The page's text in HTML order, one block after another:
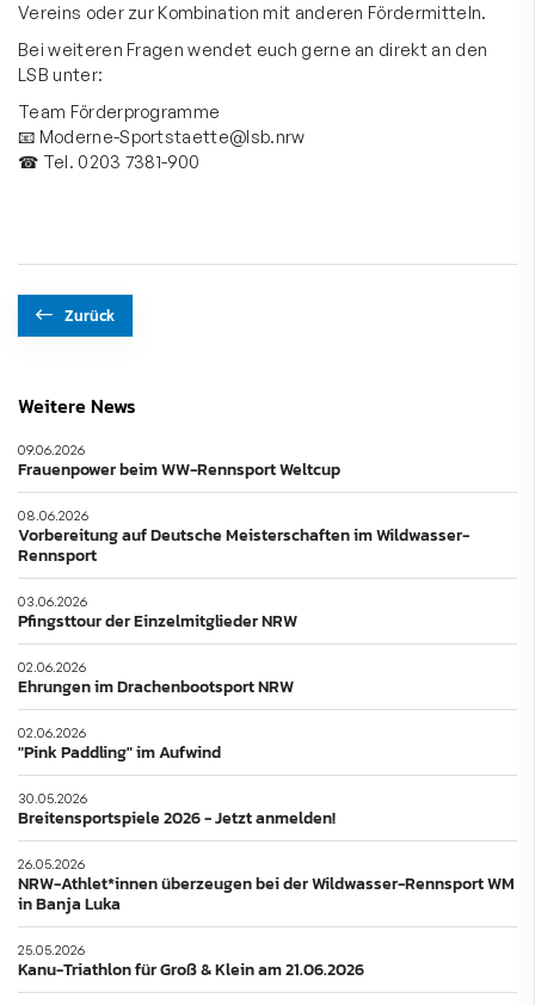
Vereins oder zur Kombination mit anderen Fördermitteln.
Bei weiteren Fragen wendet euch gerne an direkt an den
LSB unter:
Team Förderprogramme
📧 Moderne-Sportstaette@lsb.nrw
☎ Tel. 0203 7381-900
Zurück
Weitere News
09.06.2026
Frauenpower beim WW-Rennsport Weltcup
08.06.2026
Vorbereitung auf Deutsche Meisterschaften im Wildwasser-
Rennsport
03.06.2026
Pfingsttour der Einzelmitglieder NRW
02.06.2026
Ehrungen im Drachenbootsport NRW
02.06.2026
"Pink Paddling" im Aufwind
30.05.2026
Breitensportspiele 2026 - Jetzt anmelden!
26.05.2026
NRW-Athlet*innen überzeugen bei der Wildwasser-Rennsport WM
in Banja Luka
25.05.2026
Kanu-Triathlon für Groß & Klein am 21.06.2026